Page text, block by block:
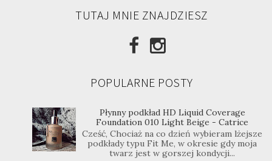
TUTAJ MNIE ZNAJDZIESZ
POPULARNE POSTY
Płynny podkład HD Liquid Coverage
Foundation 010 Light Beige - Catrice
Cześć, Chociaż na co dzień wybieram lżejsze
podkłady typu Fit Me, w okresie gdy moja
twarz jest w gorszej kondycji...